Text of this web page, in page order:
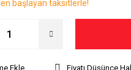
başlayan taksitlerle!
Fiyatı Düşünce